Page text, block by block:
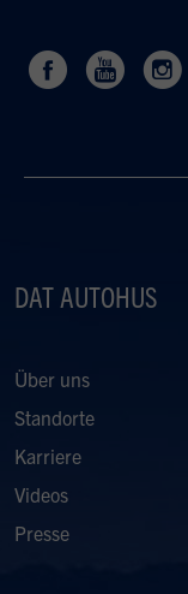
DAT AUTOHUS
Über uns
Standorte
Karriere
Videos
Presse